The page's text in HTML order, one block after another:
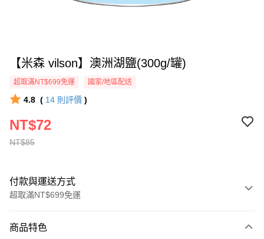
【米森 vilson】澳洲湖鹽(300g/罐)
超取滿NT$699免運 國家/地區配送
4.8 ( 14 則評價 )
NT$85
NT$72
付款與運送方式
超取滿NT$699免運
信用卡一次付款
商品特色